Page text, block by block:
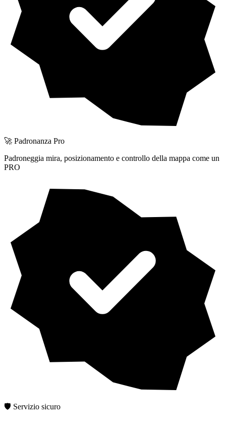
🚀 Padronanza Pro
Padroneggia mira, posizionamento e controllo della mappa come un
PRO
🛡️ Servizio sicuro